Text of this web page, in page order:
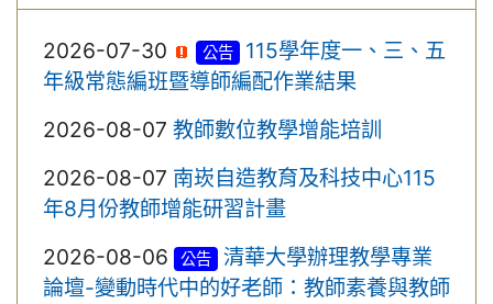
2026-07-30 公告
115學年度一、三、五
年級常態編班暨導師編配作業結果
2026-08-07 教師數位教學增能培訓
2026-08-07 南崁自造教育及科技中心115
年8月份教師增能研習計畫
2026-08-06
公告
清華大學辦理教學專業
論壇-變動時代中的好老師：教師素養與教師